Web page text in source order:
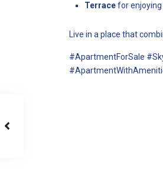
Terracefor
Live in a place that
#ApartmentForSale